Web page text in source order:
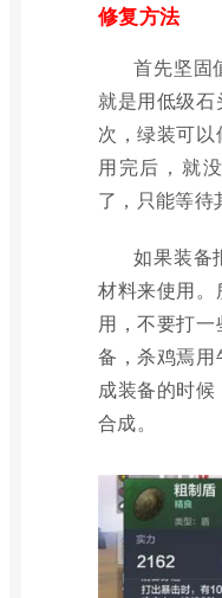
修复方法
首先坚固
就是用低级
次，绿装可
用完后，就
了，只能等待
如果装备
材料来使用
用，不要打
备，杀鸡焉
成装备的时
合成。